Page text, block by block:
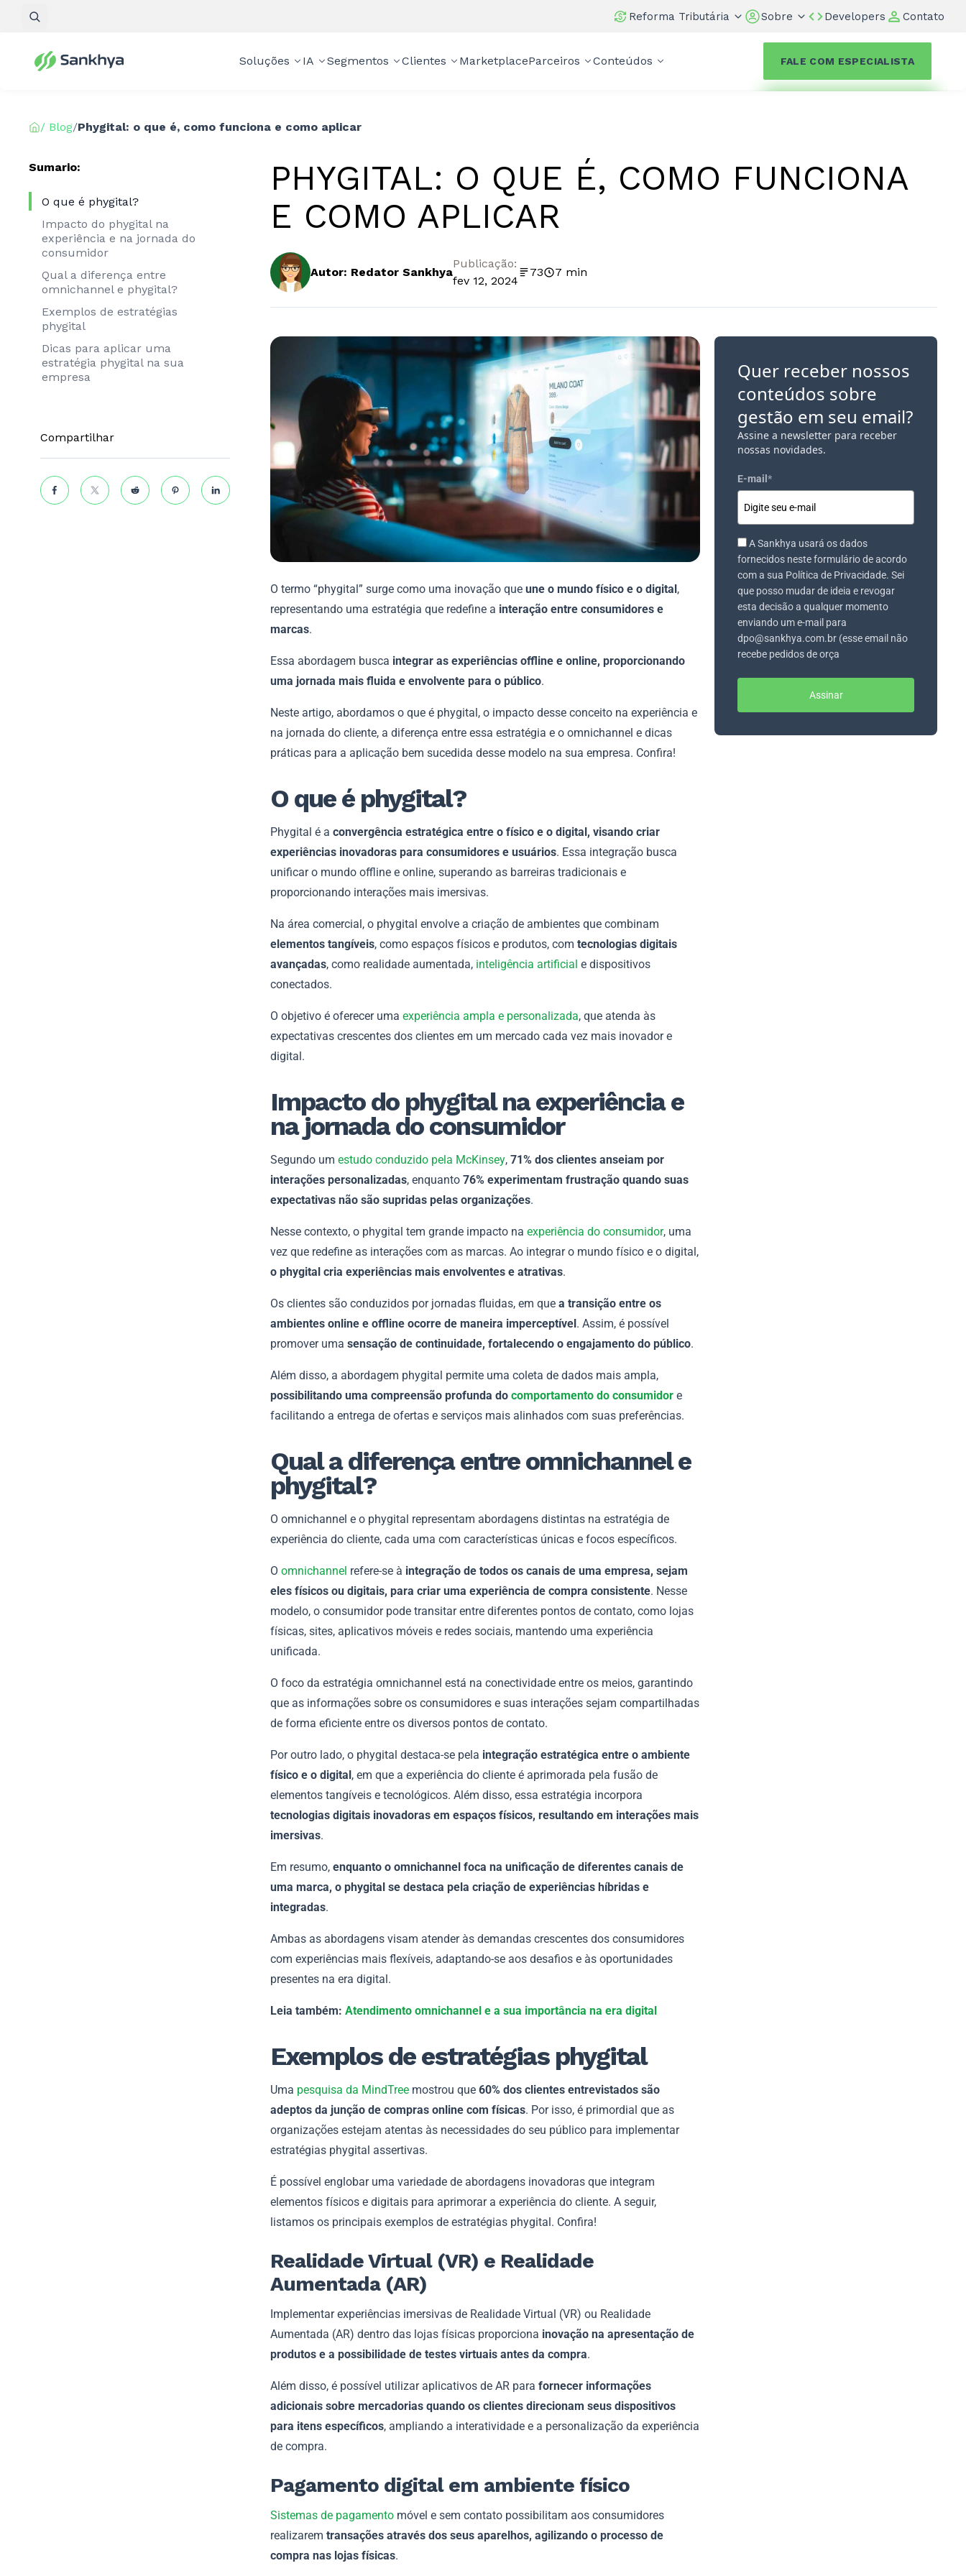
Reforma Tributária Sobre Developers Contato
Soluções IA Segmentos Clientes MarketplaceParceiros Conteúdos FALE COM ESPECIALISTA
/ Blog/Phygital: o que é, como funciona e como aplicar
Sumario:
O que é phygital?
Impacto do phygital na
experiência e na jornada do
consumidor
Qual a diferença entre
omnichannel e phygital?
Exemplos de estratégias
phygital
Dicas para aplicar uma
estratégia phygital na sua
empresa
Compartilhar
PHYGITAL: O QUE É, COMO FUNCIONA
E COMO APLICAR
Autor: Redator Sankhya
Publicação:
fev 12, 2024
73 7 min
O termo “phygital” surge como uma inovação que une o mundo físico e o digital ,
representando uma estratégia que redefine a interação entre consumidores e
marcas.
Essa abordagem busca integrar as experiências offline e online, proporcionando
uma jornada mais fluida e envolvente para o público.
Neste artigo, abordamos o que é phygital, o impacto desse conceito na experiência e
na jornada do cliente, a diferença entre essa estratégia e o omnichannel e dicas
práticas para a aplicação bem sucedida desse modelo na sua empresa. Confira!
O que é phygital?
Phygital é a convergência estratégica entre o físico e o digital, visando criar
experiências inovadoras para consumidores e usuários. Essa integração busca
unificar o mundo offline e online, superando as barreiras tradicionais e
proporcionando interações mais imersivas.
Na área comercial, o phygital envolve a criação de ambientes que combinam
elementos tangíveis, como espaços físicos e produtos, com tecnologias digitais
avançadas, como realidade aumentada, inteligência artificial e dispositivos
conectados.
O objetivo é oferecer uma experiência ampla e personalizada, que atenda às
expectativas crescentes dos clientes em um mercado cada vez mais inovador e
digital.
Impacto do phygital na experiência e
na jornada do consumidor
Segundo um estudo conduzido pela McKinsey, 71% dos clientes anseiam por
interações personalizadas, enquanto 76% experimentam frustração quando suas
expectativas não são supridas pelas organizações.
Nesse contexto, o phygital tem grande impacto na experiência do consumidor, uma
vez que redefine as interações com as marcas. Ao integrar o mundo físico e o digital,
o phygital cria experiências mais envolventes e atrativas.
Os clientes são conduzidos por jornadas fluidas, em que a transição entre os
ambientes online e offline ocorre de maneira imperceptível . Assim, é possível
promover uma sensação de continuidade, fortalecendo o engajamento do público.
Além disso, a abordagem phygital permite uma coleta de dados mais ampla,
possibilitando uma compreensão profunda do comportamento do consumidor e
facilitando a entrega de ofertas e serviços mais alinhados com suas preferências.
Qual a diferença entre omnichannel e
phygital?
O omnichannel e o phygital representam abordagens distintas na estratégia de
experiência do cliente, cada uma com características únicas e focos específicos.
O omnichannel refere-se à integração de todos os canais de uma empresa, sejam
eles físicos ou digitais, para criar uma experiência de compra consistente. Nesse
modelo, o consumidor pode transitar entre diferentes pontos de contato, como lojas
físicas, sites, aplicativos móveis e redes sociais, mantendo uma experiência
unificada.
O foco da estratégia omnichannel está na conectividade entre os meios, garantindo
que as informações sobre os consumidores e suas interações sejam compartilhadas
de forma eficiente entre os diversos pontos de contato.
Por outro lado, o phygital destaca-se pela integração estratégica entre o ambiente
físico e o digital , em que a experiência do cliente é aprimorada pela fusão de
elementos tangíveis e tecnológicos. Além disso, essa estratégia incorpora
tecnologias digitais inovadoras em espaços físicos, resultando em interações mais
imersivas.
Em resumo, enquanto o omnichannel foca na unificação de diferentes canais de
uma marca, o phygital se destaca pela criação de experiências híbridas e
integradas.
Ambas as abordagens visam atender às demandas crescentes dos consumidores
com experiências mais flexíveis, adaptando-se aos desafios e às oportunidades
presentes na era digital.
Leia também: Atendimento omnichannel e a sua importância na era digital
Exemplos de estratégias phygital
Uma pesquisa da MindTree mostrou que 60% dos clientes entrevistados são
adeptos da junção de compras online com físicas. Por isso, é primordial que as
organizações estejam atentas às necessidades do seu público para implementar
estratégias phygital assertivas.
É possível englobar uma variedade de abordagens inovadoras que integram
elementos físicos e digitais para aprimorar a experiência do cliente. A seguir,
listamos os principais exemplos de estratégias phygital. Confira!
Realidade Virtual (VR) e Realidade
Aumentada (AR)
Implementar experiências imersivas de Realidade Virtual (VR) ou Realidade
Aumentada (AR) dentro das lojas físicas proporciona inovação na apresentação de
produtos e a possibilidade de testes virtuais antes da compra.
Além disso, é possível utilizar aplicativos de AR para fornecer informações
adicionais sobre mercadorias quando os clientes direcionam seus dispositivos
para itens específicos, ampliando a interatividade e a personalização da experiência
de compra.
Pagamento digital em ambiente físico
Sistemas de pagamento móvel e sem contato possibilitam aos consumidores
realizarem transações através dos seus aparelhos, agilizando o processo de
compra nas lojas físicas.
Quer receber nossos
conteúdos sobre
gestão em seu email?
Assine a newsletter para receber
nossas novidades.
E-mail *
A Sankhya usará os dados
fornecidos neste formulário de acordo
com a sua Política de Privacidade. Sei
que posso mudar de ideia e revogar
esta decisão a qualquer momento
enviando um e-mail para
dpo@sankhya.com.br (esse email não
recebe pedidos de orça
Assinar